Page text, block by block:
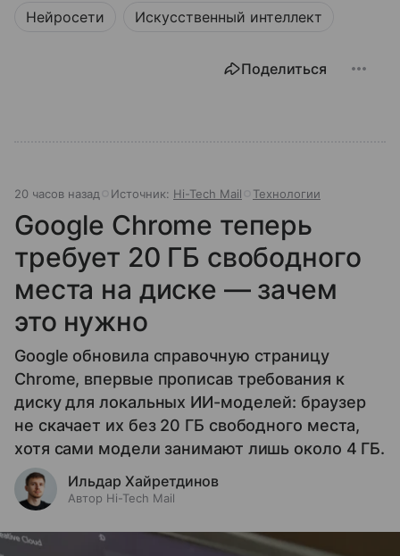
Нейросети Искусственный интеллект
Поделиться
20 часов назад Источник: Hi-Tech Mail Технологии
Google Chrome теперь
требует 20 ГБ свободного
места на диске — зачем
это нужно
Google обновила справочную страницу
Chrome, впервые прописав требования к
диску для локальных ИИ-моделей: браузер
не скачает их без 20 ГБ свободного места,
хотя сами модели занимают лишь около 4 ГБ.
Ильдар Хайретдинов
Автор Hi-Tech Mail